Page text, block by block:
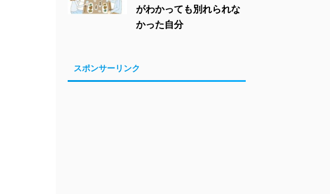
がわかっても別れられな
かった自分
スポンサーリンク